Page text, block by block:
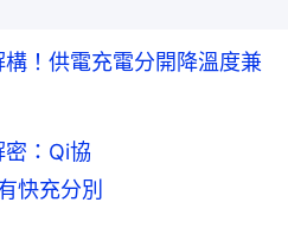
！供電充電分開降溫度兼
：Qi協
快充分別